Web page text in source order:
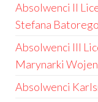
Absolwenci II
Stefana
Absolwenci III
Marynarki
Absolwenci